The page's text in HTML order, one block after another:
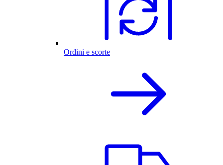
Ordini e scorte